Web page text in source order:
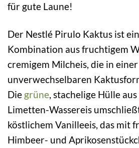
für gute Laune!
Der Nestlé Pirulo Kaktus ist
Kombination aus fruchtigem
cremigem Milcheis, die in einer
unverwechselbaren
Die grüne, stachelige Hülle
Limetten-Wassereis
köstlichem Vanilleeis, das mit
Himbeer- und